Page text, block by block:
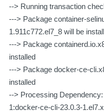
--> Running transaction
---> Package container-
1.911c772.el7_8 will be
---> Package
installed
---> Package docker-ce-
installed
--> Processing
1:docker-ce-cli-23.0.3-